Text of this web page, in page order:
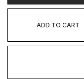
ADD TO CART